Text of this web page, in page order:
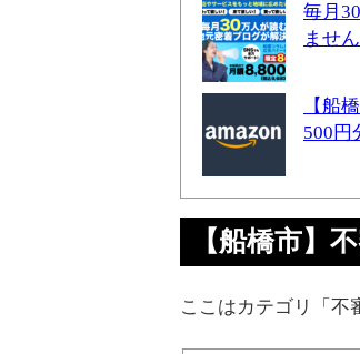
毎月
ませ
【船
500円
【船橋市】
ここはカテゴリ「不